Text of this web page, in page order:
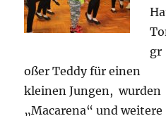
gr
oßer Teddy für einen
kleinen Jungen, wurden
„Macarena“ und weitere